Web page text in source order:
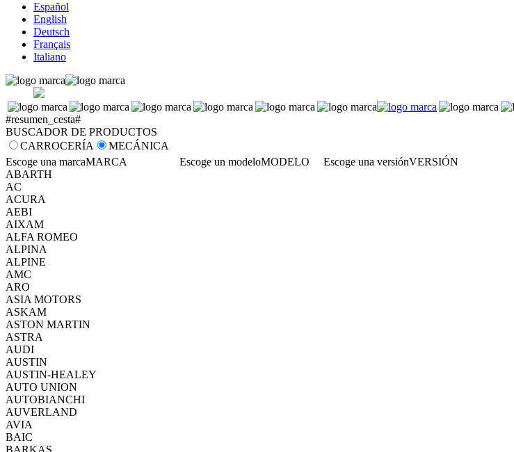
Español
English
Deutsch
Français
Italiano
#resumen_cesta#
BUSCADOR DE PRODUCTOS
CARROCERÍA
MECÁNICA
Escoge una marcaMARCA
ABARTH
AC
ACURA
AEBI
AIXAM
ALFA ROMEO
ALPINA
ALPINE
AMC
ARO
ASIA MOTORS
ASKAM
ASTON MARTIN
ASTRA
AUDI
AUSTIN
AUSTIN-HEALEY
AUTO UNION
AUTOBIANCHI
AUVERLAND
AVIA
BAIC
BARKAS
Escoge un modeloMODELO Escoge una versiónVERSIÓN